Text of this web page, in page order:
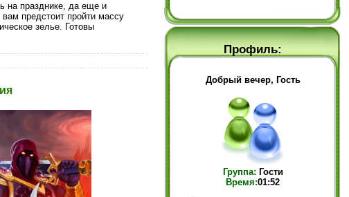
на празднике, да еще и
предстоит пройти массу
зелье. Готовы
Профиль:
Добрый вечер, Гость
Группа: Гости
Время:01:52